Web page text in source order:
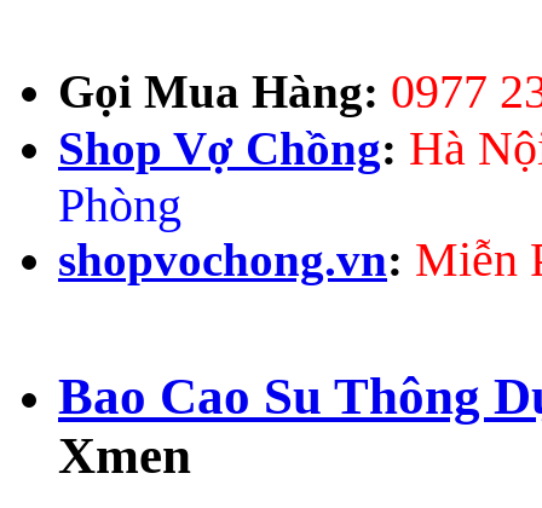
Gọi Mua Hàng: 0977
Shop Vợ Chồng: Hà
Phòng
shopvochong.vn: Miễn
Bao Cao Su Thông
Xmen